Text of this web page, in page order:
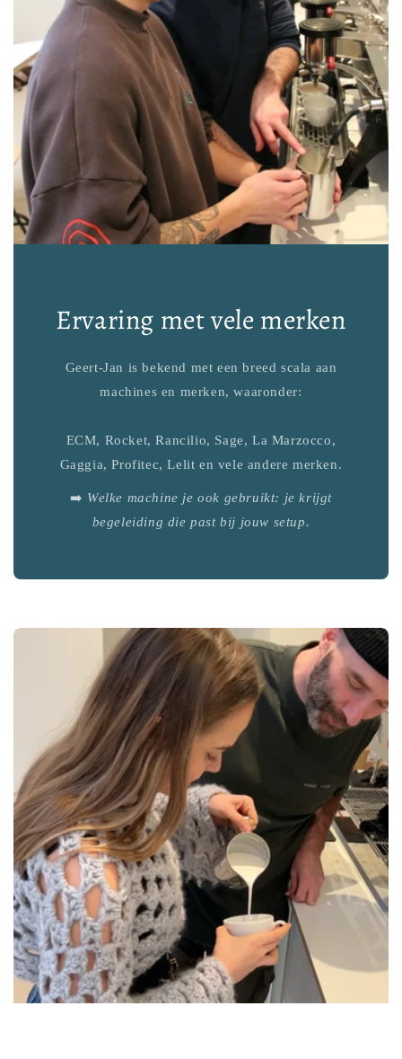
Ervaring met vele merken
Geert-Jan is bekend met een breed scala aan
machines en merken, waaronder:
ECM, Rocket, Rancilio, Sage, La Marzocco,
Gaggia, Profitec, Lelit en vele andere merken.
➡️ Welke machine je ook gebruikt: je krijgt
begeleiding die past bij jouw setup.